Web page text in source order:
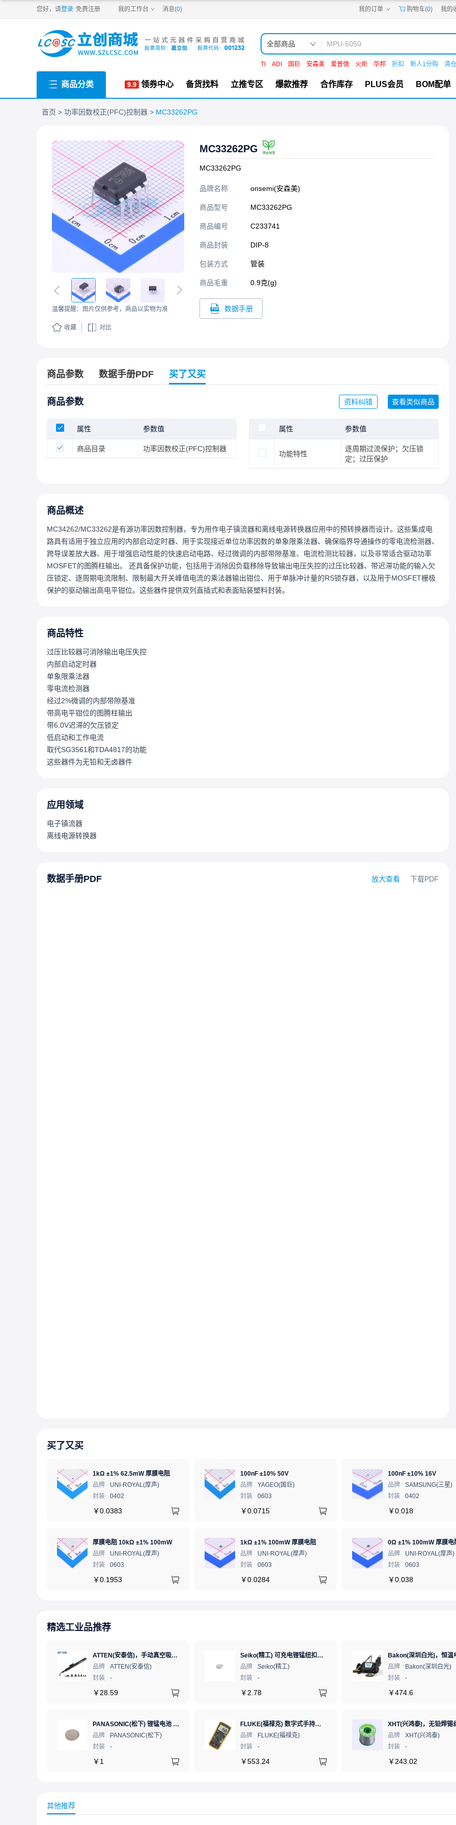
您好，请登录 免费注册 我的工作台 消息(0) 我的订单 购物车(0) 我的
嘉立创PCB
嘉立创FA
机电工坊
全部商品
TI ADI 国巨 安森美 爱普微 火炬 华邦 折扣 新人1分购 清仓
商品分类 领券中心 备货找料 立推专区 爆款推荐 合作库存 PLUS会员 BOM配单
首页 功率因数校正(PFC)控制器 MC33262PG
温馨提醒：图片仅供参考，商品以实物为准
收藏 对比
MC33262PG
MC33262PG
品牌名称 onsemi(安森美)
商品型号 MC33262PG
商品编号 C233741
商品封装 DIP-8​
包装方式 管装
商品毛重 0.9克(g)
数据手册
商品参数 数据手册PDF 买了又买
商品参数 资料纠错 查看类似商品
属性 参数值
商品目录 功率因数校正(PFC)控制器
属性 参数值
功能特性
逐周期过流保护；欠压锁
定；过压保护
商品概述
MC34262/MC33262是有源功率因数控制器，专为用作电子镇流器和离线电源转换器应用中的预转换器而设计。这些集成电
路具有适用于独立应用的内部启动定时器、用于实现接近单位功率因数的单象限乘法器、确保临界导通操作的零电流检测器、
跨导误差放大器、用于增强启动性能的快速启动电路、经过微调的内部带隙基准、电流检测比较器，以及非常适合驱动功率
MOSFET的图腾柱输出。 还具备保护功能，包括用于消除因负载移除导致输出电压失控的过压比较器、带迟滞功能的输入欠
压锁定、逐周期电流限制、限制最大开关峰值电流的乘法器输出钳位、用于单脉冲计量的RS锁存器，以及用于MOSFET栅极
保护的驱动输出高电平钳位。这些器件提供双列直插式和表面贴装塑料封装。
商品特性
过压比较器可消除输出电压失控
内部启动定时器
单象限乘法器
零电流检测器
经过2%微调的内部带隙基准
带高电平钳位的图腾柱输出
带6.0V迟滞的欠压锁定
低启动和工作电流
取代SG3561和TDA4817的功能
这些器件为无铅和无卤器件
应用领域
电子镇流器
离线电源转换器
数据手册PDF 放大查看 下载PDF
买了又买
1kΩ ±1% 62.5mW 厚膜电阻
品牌
UNI-ROYAL(厚声)
封装
0402
￥0.0383
100nF ±10% 50V
品牌
YAGEO(国巨)
封装
0603
￥0.0715
100nF ±10% 16V
品牌
SAMSUNG(三星)
封装
0402
￥0.018
厚膜电阻 10kΩ ±1% 100mW
品牌
UNI-ROYAL(厚声)
封装
0603
￥0.1953
1kΩ ±1% 100mW 厚膜电阻
品牌
UNI-ROYAL(厚声)
封装
0603
￥0.0284
0Ω ±1% 100mW 厚膜电
品牌
UNI-ROYAL(厚声)
封装
0603
￥0.038
精选工业品推荐
ATTEN(安泰信)，手动真空吸笔，AT-B778
品牌
ATTEN(安泰信)
封装
-
￥ 28.59
Seiko(精工) 可充电锂锰纽扣电池 3V 5.5mAh 1个
品牌
Seiko(精工)
封装
-
￥ 2.78
品牌
Bakon(深圳白光)
封装
-
￥474.6
PANASONIC(松下) 锂锰电池 3V 225mAh 1个
品牌
PANASONIC(松下)
封装
-
￥ 1
FLUKE(福禄克) 数字式手持万用表 FLK-15B MAX-01/CN 二极管测试;通断测试
品牌
FLUKE(福禄克)
封装
-
￥553.24
品牌
XHT(兴鸿泰)
封装
-
￥ 243.02
其他推荐